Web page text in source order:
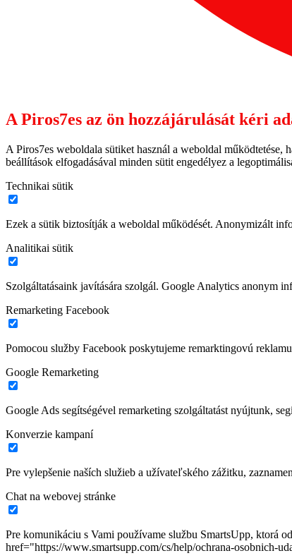
A Piros7es az ön hozzájárulását kéri
A Piros7es weboldala sütiket használ a weboldal működtetése,
beállítások elfogadásával minden sütit engedélyez a
Technikai sütik
Ezek a sütik biztosítják a weboldal működését. Anonymizált
Analitikai sütik
Szolgáltatásaink javítására szolgál. Google Analytics anonym
Remarketing Facebook
Pomocou služby Facebook poskytujeme remarktingovú
Google Remarketing
Google Ads segítségével remarketing szolgáltatást nyújtunk,
Konverzie kampaní
Pre vylepšenie naších služieb a užívateľského zážitku,
Chat na webovej stránke
Pre komunikáciu s Vami používame službu SmartsUpp, ktorá
href="https://www.smartsupp.com/cs/help/ochrana-osobnich-